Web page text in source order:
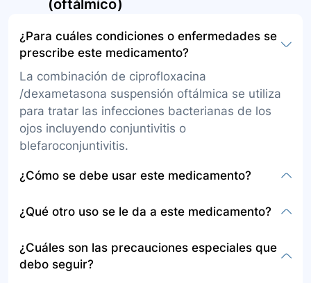
(oftálmico)
¿Para cuáles condiciones o enfermedades se
prescribe este medicamento?
La combinación de ciprofloxacina
/dexametasona suspensión oftálmica se utiliza
para tratar las infecciones bacterianas de los
ojos incluyendo conjuntivitis o
blefaroconjuntivitis.
¿Cómo se debe usar este medicamento?
/dexametasona se encuentra disponible como
en el ojo. Siga las instrucciones de aplicación de
gotas oculares con cuidado para evitar
¿Qué otro uso se le da a este medicamento?
bacterianas oculares, no se menciona un uso
alternativo específico en la información
¿Cuáles son las precauciones especiales que
debo seguir?